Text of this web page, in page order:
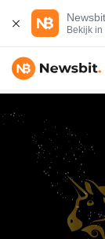
Newsbit
Bekijk